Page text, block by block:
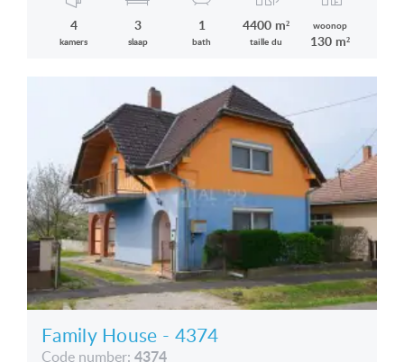
4
kamers
3
slaap
1
bath
4400 m²
taille du
woonop
130 m²
Family House - 4374
Code number: 4374